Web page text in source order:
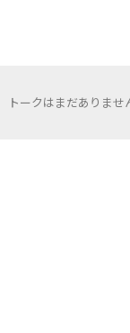
トークはまだありませ